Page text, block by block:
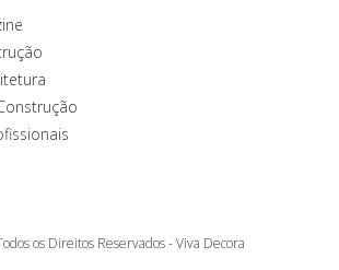
os Direitos Reservados - Viva Decora